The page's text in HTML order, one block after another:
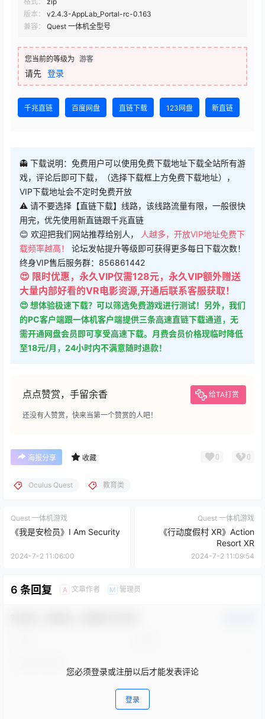
版本：
v2.4.3-AppLab_Portal-rc-0.163
兼容：
Quest 一体机全型号
您当前的等级为 游客
请先 登录
千兆直链 百度网盘 直链下载 123网盘 新直链
👻 下载说明：免费用户可以使用免费下载地址下载全站所有游
戏，评论后即可下载，（选择下载框上方免费下载地址），
VIP下载地址会不定时免费开放
⚠ 请不要选择【直链下载】线路，该线路流量有限，一般很快
用完，优先使用新直链跟千兆直链
😊 欢迎把我们网站推荐给别人，
人越多，开放VIP地址免费下
载频率越高！ 论坛发帖提升等级即可获得更多每日下载次数！
终身VIP售后服务群：856861442
😍 限时优惠，永久VIP仅需128元，永久VIP额外赠送
大量内部好看的VR电影资源,开通后联系客服获取！
😍 想体验极速下载？可以筛选免费游戏进行测试！另外，我们
的PC客户端跟一体机客户端提供三条高速直链下载通道，无
需开通网盘会员即可享受高速下载。月费会员价格现临时降低
至18元/月，24小时内不满意随时退款！
点点赞赏，手留余香 给TA打赏
还没有人赞赏，快来当第一个赞赏的人吧！
海报分享 收藏 0 0
Oculus Quest 教育类
Quest 一体机游戏
《我是安检员》I Am Security
2024-7-2 11:06:00
Quest 一体机游戏
《行动度假村 XR》Action
Resort XR
2024-7-2 11:09:54
6 条回复 A 文章作者 M 管理员
您必须登录或注册以后才能发表评论
登录